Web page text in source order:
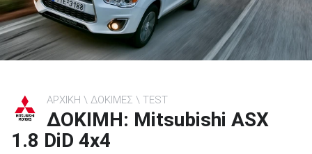
βρες το!
Καινούρια
ΑΡΧΙΚΗ ΔΟΚΙΜΕΣ TEST
ΔΟΚΙΜΗ: Mitsubishi ASX
1.8 DiD 4x4